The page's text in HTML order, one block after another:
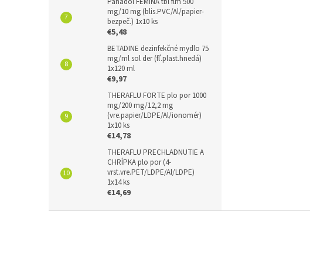
mg/10 mg (blis.PVC/Al/papier-
bezpeč.) 1x10 ks
€5,48
BETADINE dezinfekčné mydlo 75
mg/ml sol der (fľ.plast.hnedá)
1x120 ml
€9,97
THERAFLU FORTE plo por 1000
mg/200 mg/12,2 mg
(vre.papier/LDPE/Al/ionomér)
1x10 ks
€14,78
THERAFLU PRECHLADNUTIE A
CHRÍPKA plo por (4-
vrst.vre.PET/LDPE/Al/LDPE)
1x14 ks
€14,69